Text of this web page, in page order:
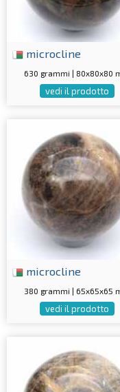
microcline
630 grammi | 80x80x80
vedi il prodotto
microcline
380 grammi | 65x65x65
vedi il prodotto